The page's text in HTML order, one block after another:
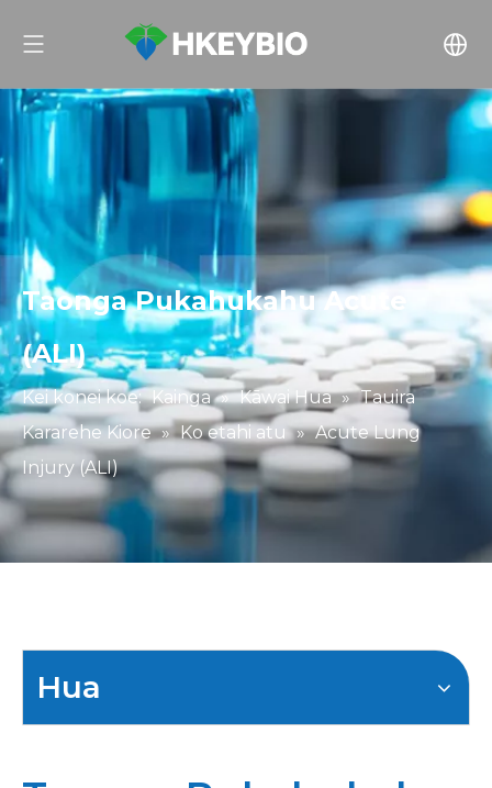
Taonga Pukahukahu Acute
(ALI)
Kei konei koe: Kainga » Kāwai Hua » Tauira
Kararehe Kiore » Ko etahi atu » Acute Lung
Injury (ALI)
Hua